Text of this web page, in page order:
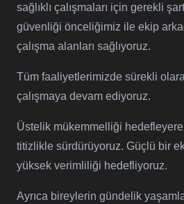
sağlıklı çalışmaları için gerekli
güvenliği önceliğimiz ile ekip
çalışma alanları sağlıyoruz.
Tüm faaliyetlerimizde sürekli
çalışmaya devam ediyoruz.
Üstelik mükemmelliği hedefleyerek
titizlikle sürdürüyoruz. Güçlü bir
yüksek verimliliği hedefliyoruz.
Ayrıca bireylerin gündelik